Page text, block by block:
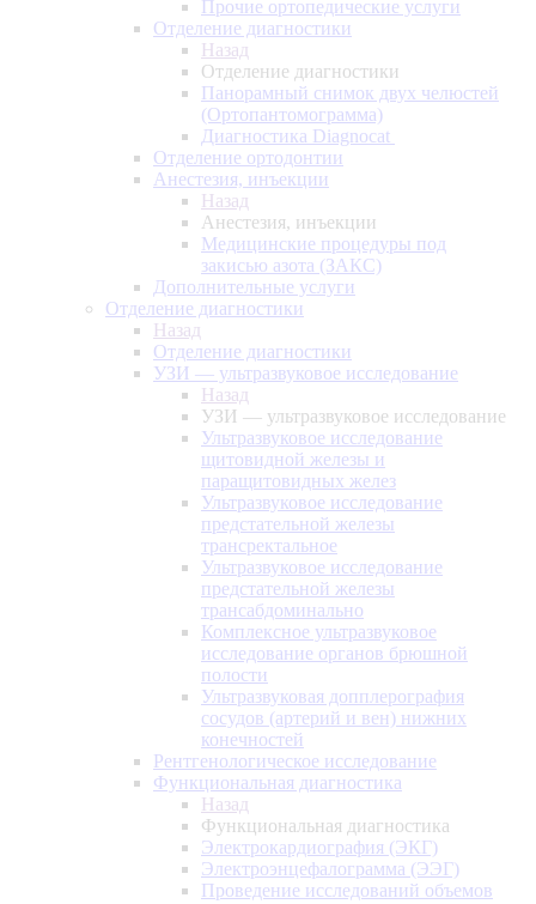
Прочие ортопедические услуги
Отделение диагностики
Назад
Отделение диагностики
Панорамный снимок двух челюстей
(Ортопантомограмма)
Диагностика Diagnocat
Отделение ортодонтии
Анестезия, инъекции
Назад
Анестезия, инъекции
Медицинские процедуры под
закисью азота (ЗАКС)
Дополнительные услуги
Отделение диагностики
Назад
Отделение диагностики
УЗИ — ультразвуковое исследование
Назад
УЗИ — ультразвуковое исследование
Ультразвуковое исследование
щитовидной железы и
паращитовидных желез
Ультразвуковое исследование
предстательной железы
трансректальное
Ультразвуковое исследование
предстательной железы
трансабдоминально
Комплексное ультразвуковое
исследование органов брюшной
полости
Ультразвуковая допплерография
сосудов (артерий и вен) нижних
конечностей
Рентгенологическое исследование
Функциональная диагностика
Назад
Функциональная диагностика
Электрокардиография (ЭКГ)
Электроэнцефалограмма (ЭЭГ)
Проведение исследований объемов